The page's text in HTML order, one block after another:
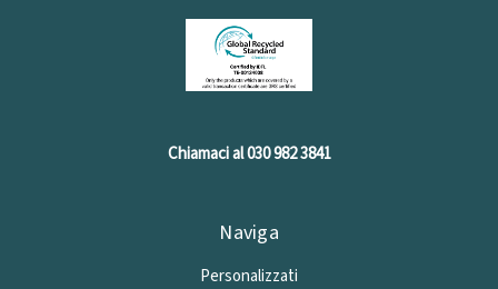
Chiamaci al 030 982 3841
Naviga
Personalizzati